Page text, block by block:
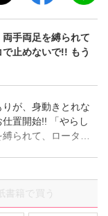
手両足を縛られて
止めないで!! もう
が、身動きとれな
置開始!! 「やらし
られて、ローター
ゃイケなくて苦し
ら、硬くて太いソ
してっ!!
書籍で買う